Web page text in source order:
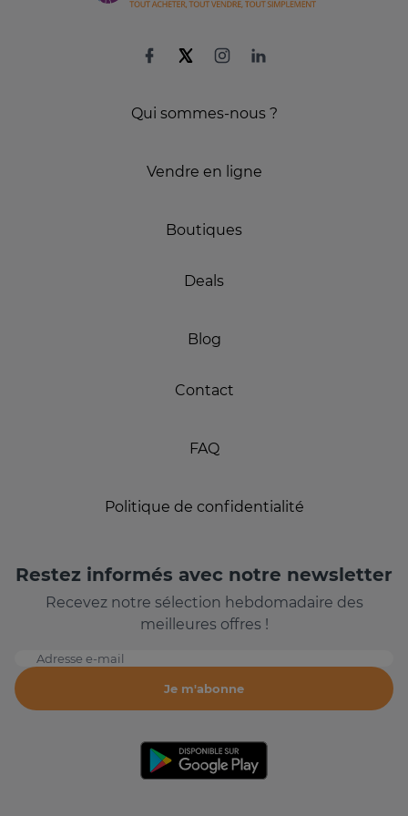
Qui sommes-nous ?
Vendre en ligne
Boutiques
Deals
Blog
Contact
FAQ
Politique de confidentialité
Restez informés avec notre newsletter
Recevez notre sélection hebdomadaire des
meilleures offres !
Adresse e-mail
Je m'abonne